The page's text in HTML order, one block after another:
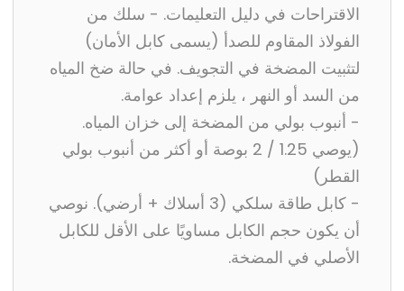
الاقتراحات في دليل التعليمات. - سلك من
الفولاذ المقاوم للصدأ (يسمى كابل الأمان)
لتثبيت المضخة في التجويف. في حالة ضخ المياه
من السد أو النهر ، يلزم إعداد عوامة.
- أنبوب بولي من المضخة إلى خزان المياه.
(يوصي 1.25 / 2 بوصة أو أكثر من أنبوب بولي
القطر)
- كابل طاقة سلكي (3 أسلاك + أرضي). نوصي
أن يكون حجم الكابل مساويًا على الأقل للكابل
الأصلي في المضخة.